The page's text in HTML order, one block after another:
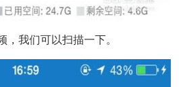
我们可以扫描一下。